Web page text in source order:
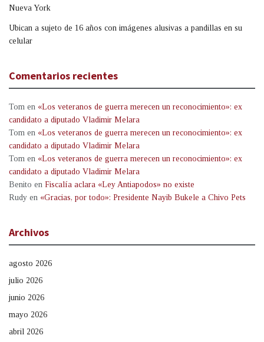
Nueva York
Ubican a sujeto de 16 años con imágenes alusivas a pandillas en su
celular
Comentarios recientes
Tom en «Los veteranos de guerra merecen un reconocimiento»: ex
candidato a diputado Vladimir Melara
Tom en «Los veteranos de guerra merecen un reconocimiento»: ex
candidato a diputado Vladimir Melara
Tom en «Los veteranos de guerra merecen un reconocimiento»: ex
candidato a diputado Vladimir Melara
Benito en Fiscalía aclara «Ley Antiapodos» no existe
Rudy en «Gracias, por todo»: Presidente Nayib Bukele a Chivo Pets
Archivos
agosto 2026
julio 2026
junio 2026
mayo 2026
abril 2026